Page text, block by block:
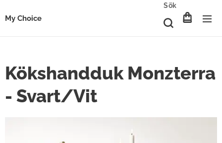
My Choice
Sök
Kökshandduk Monzterra
- Svart/Vit